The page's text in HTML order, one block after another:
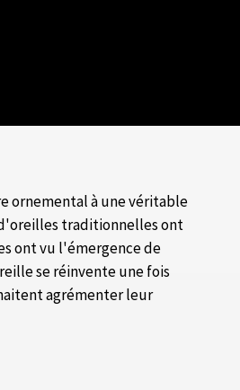
ornemental à une véritable
traditionnelles ont
ont vu l'émergence de
se réinvente une fois
agrémenter leur